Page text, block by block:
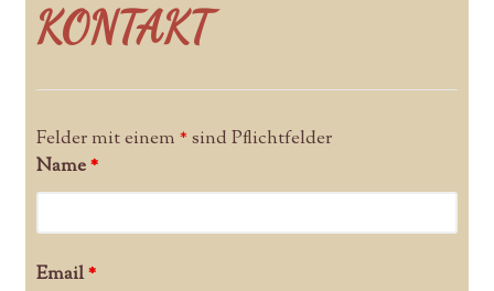
KONTAKT
Felder mit einem * sind Pflichtfelder
Name*
Email*